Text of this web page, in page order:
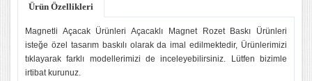
Ürün Özellikleri
Magnetli Açacak Ürünleri Açacaklı Magnet Rozet Baskı Ürünleri
isteğe özel tasarım baskılı olarak da imal edilmektedir, Ürünlerimizi
tıklayarak farklı modellerimizi de inceleyebilirsiniz. Lütfen bizimle
irtibat kurunuz.